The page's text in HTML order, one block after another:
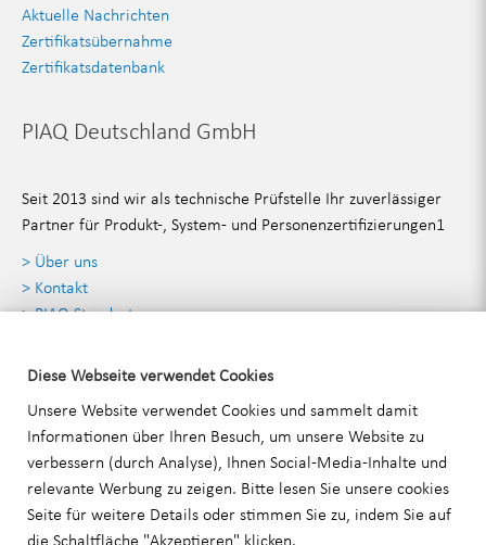
Aktuelle Nachrichten
Zertifikatsübernahme
Zertifikatsdatenbank
PIAQ Deutschland GmbH
Seit 2013 sind wir als technische Prüfstelle Ihr zuverlässiger
Partner für Produkt-, System- und Personenzertifizierungen1
> Über uns
> Kontakt
> PIAQ Standorte
Kontaktdaten
PIAQ Deutschland GmbH
Stammheimer Straße 35 70435 Stuttgart
T:+49 711 99 52 16 30
Diese Webseite verwendet Cookies
Unsere Website verwendet Cookies und sammelt damit
Informationen über Ihren Besuch, um unsere Website zu
verbessern (durch Analyse), Ihnen Social-Media-Inhalte und
relevante Werbung zu zeigen. Bitte lesen Sie unserecookies
Seite für weitere Details oder stimmen Sie zu, indem Sie auf
die Schaltfläche "Akzeptieren" klicken.